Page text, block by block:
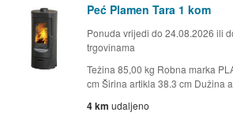
Peć Plamen Tara 1 kom
Ponuda vrijedi do 24.08.2026 ili
trgovinama
Težina 85,00 kg Robna marka
cm Širina artikla 38.3 cm Dužina
4 km udaljeno